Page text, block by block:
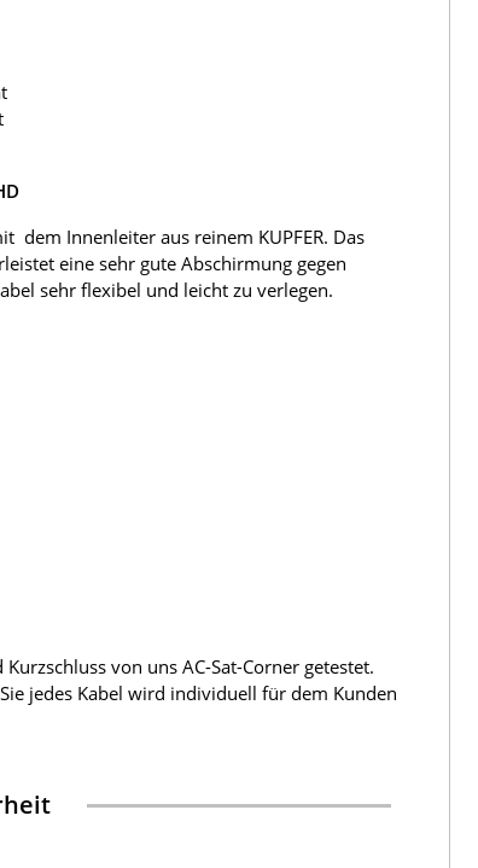
dem Innenleiter aus reinem KUPFER. Das
eine sehr gute Abschirmung gegen
sehr flexibel und leicht zu verlegen.
von uns AC-Sat-Corner getestet.
jedes Kabel wird individuell für dem Kunden